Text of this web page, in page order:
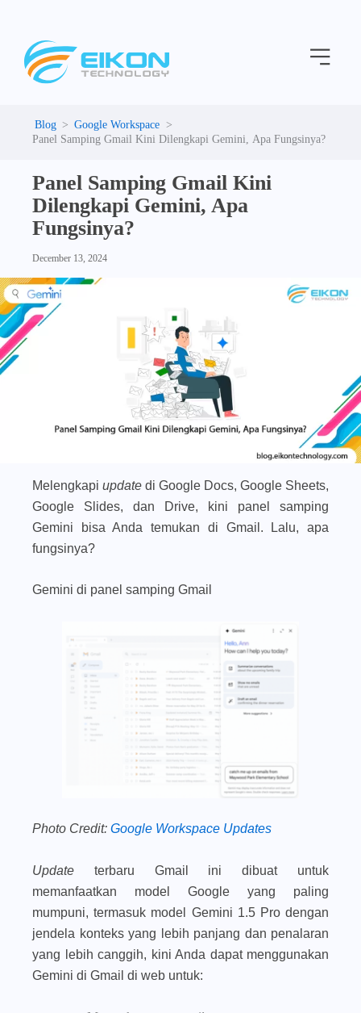
content
Menu
Google Workspace
Panel Samping Gmail Kini Dilengkapi Gemini, Apa Fungsinya?
Panel Samping Gmail Kini
Dilengkapi Gemini, Apa
Fungsinya?
December 13, 2024
Melengkapi update di Google Docs, Google Sheets,
Google Slides, dan Drive, kini panel samping
Gemini bisa Anda temukan di Gmail. Lalu, apa
fungsinya?
Gemini di panel samping Gmail
Photo Credit: Google Workspace Updates
Update terbaru Gmail ini dibuat untuk
memanfaatkan model Google yang paling
mumpuni, termasuk model Gemini 1.5 Pro dengan
jendela konteks yang lebih panjang dan penalaran
yang lebih canggih, kini Anda dapat menggunakan
Gemini di Gmail di web untuk:
e
g
i
e